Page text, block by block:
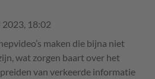
2023, 18:02
maken die bijna niet
wat zorgen baart over het
van verkeerde informatie